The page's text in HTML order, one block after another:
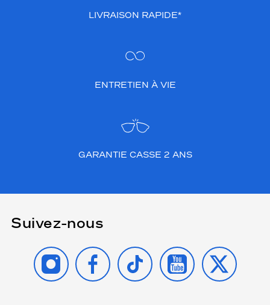
LIVRAISON RAPIDE*
ENTRETIEN À VIE
GARANTIE CASSE 2 ANS
Suivez-nous
INSTAGRAMFACEBOOK
TIKTOK YOUTUBE
X